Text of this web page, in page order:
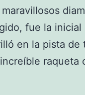
fue la inicial
en la pista
raqueta